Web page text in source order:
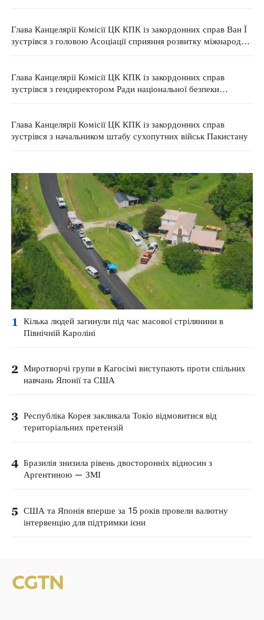
Глава Канцелярії Комісії ЦК КПК із закордонних справ Ван Ї
зустрівся з головою Асоціації сприяння розвитку міжнародної
Глава Канцелярії Комісії ЦК КПК із закордонних справ
зустрівся з гендиректором Ради національної безпеки
Глава Канцелярії Комісії ЦК КПК із закордонних справ
зустрівся з начальником штабу сухопутних військ Пакистану
1
Кілька людей загинули під час масової стрілянини в
Північній Кароліні
2 Миротворчі групи в Кагосімі виступають проти спільних
навчань Японії та США
3 Республіка Корея закликала Токіо відмовитися від
територіальних претензій
4 Бразилія знизила рівень двосторонніх відносин з
Аргентиною — ЗМІ
5 США та Японія вперше за 15 років провели валютну
інтервенцію для підтримки ієни